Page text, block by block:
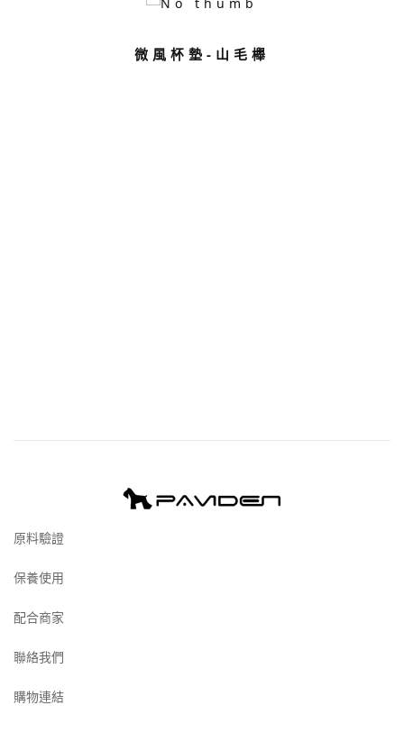
微風杯墊-山毛櫸
原料驗證
保養使用
配合商家
聯絡我們
購物連結